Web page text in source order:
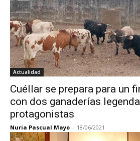
Actualidad
Cuéllar se prepara para un
con dos ganaderías
protagonistas
Nuria Pascual Mayo - 18/06/2021